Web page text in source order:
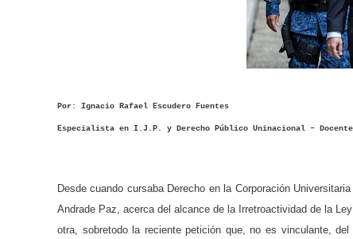
Por: Ignacio Rafael Escudero Fuentes
Especialista en I.J.P. y Derecho Público Uninacional –
Desde cuando cursaba Derecho en la Corporación
Andrade Paz, acerca del alcance de la Irretroactividad de la
otra, sobretodo la reciente petición que, no es vinculante,